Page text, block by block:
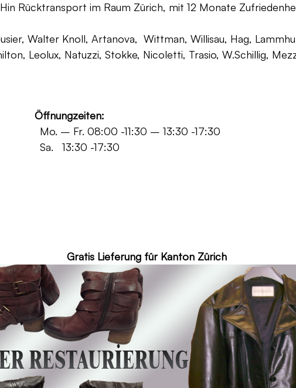
Rücktransport im Raum Zürich, mit 12 Monate
Walter Knoll, Artanova, Wittman, Willisau, Hag,
Leolux, Natuzzi, Stokke, Nicoletti, Trasio, W.Schillig,
Öffnungzeiten:
-11:30 – 13:30 -17:30
-17:30
Kanton Zürich